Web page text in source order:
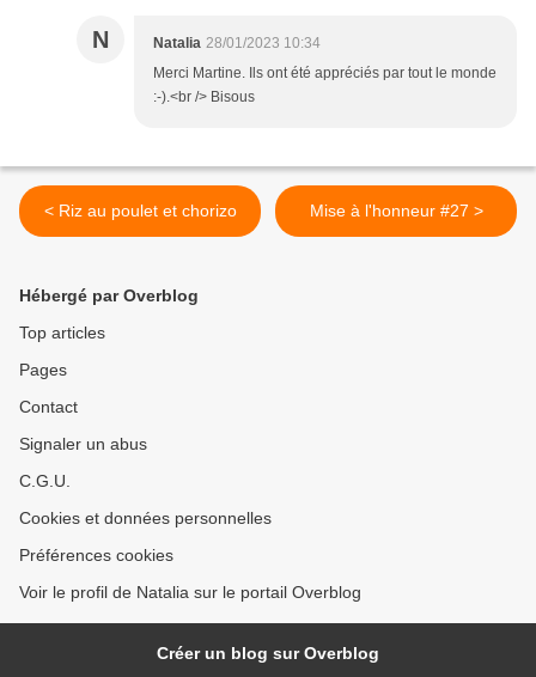
N Natalia 28/01/2023 10:34
Merci Martine. Ils ont été appréciés par tout le monde
:-).<br /> Bisous
< Riz au poulet et chorizo Mise à l'honneur #27 >
Hébergé par Overblog
Top articles
Pages
Contact
Signaler un abus
C.G.U.
Cookies et données personnelles
Préférences cookies
Voir le profil de Natalia sur le portail Overblog
Créer un blog sur Overblog